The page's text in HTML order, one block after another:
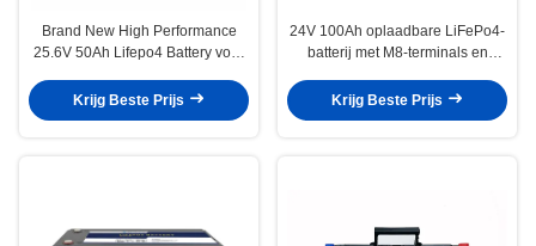
Brand New High Performance
25.6V 50Ah Lifepo4 Battery voor
apparaten
Krijg Beste Prijs
24V 100Ah oplaadbare LiFePo4-
batterij met M8-terminals en
Krijg Beste Prijs